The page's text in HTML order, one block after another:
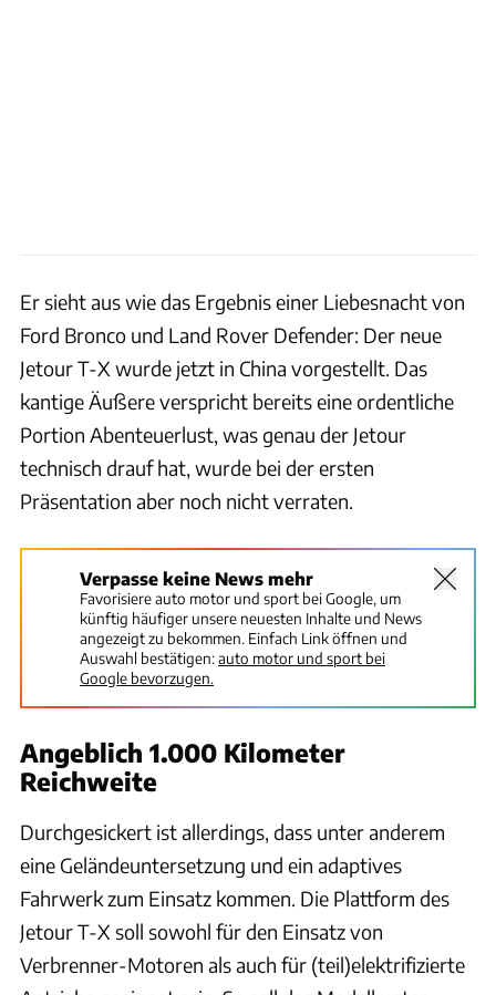
Er sieht aus wie das Ergebnis einer Liebesnacht von
Ford Bronco und Land Rover Defender: Der neue
Jetour T-X wurde jetzt in China vorgestellt. Das
kantige Äußere verspricht bereits eine ordentliche
Portion Abenteuerlust, was genau der Jetour
technisch drauf hat, wurde bei der ersten
Präsentation aber noch nicht verraten.
Verpasse keine News mehr
Favorisiere auto motor und sport bei Google, um
künftig häufiger unsere neuesten Inhalte und News
angezeigt zu bekommen. Einfach Link öffnen und
Auswahl bestätigen:auto motor und sport bei
Google bevorzugen.
Angeblich 1.000 Kilometer
Reichweite
Durchgesickert ist allerdings, dass unter anderem
eine Geländeuntersetzung und ein adaptives
Fahrwerk zum Einsatz kommen. Die Plattform des
Jetour T-X soll sowohl für den Einsatz von
Verbrenner-Motoren als auch für (teil)elektrifizierte